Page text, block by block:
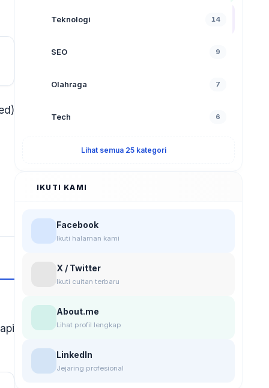
Teknologi 14
SEO 9
Olahraga 7
Tech 6
Lihat semua 25 kategori
IKUTI KAMI
Facebook
Ikuti halaman kami
X / Twitter
Ikuti cuitan terbaru
About.me
Lihat profil lengkap
LinkedIn
Jejaring profesional